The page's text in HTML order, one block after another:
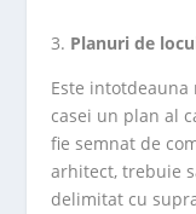
Planuri de
Este
casei un plan al
fie semnat de
arhitect, trebuie
delimitat cu